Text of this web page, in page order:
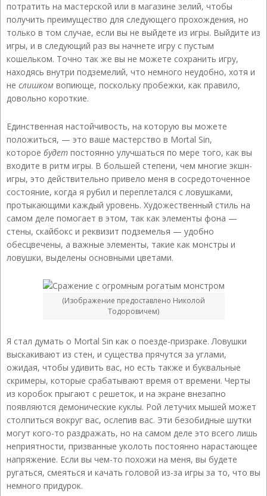
потратить на мастерской или в магазине зелий, чтобы
получить преимущество для следующего прохождения, но
только в том случае, если вы не выйдете из игры. Выйдите из
игры, и в следующий раз вы начнете игру с пустым
кошельком. Точно так же вы не можете сохранить игру,
находясь внутри подземелий, что немного неудобно, хотя и
не слишком вопиюще, поскольку пробежки, как правило,
довольно короткие.
Единственная настойчивость, на которую вы можете
положиться, — это ваше мастерство в Mortal Sin,
которое будет постоянно улучшаться по мере того, как вы
входите в ритм игры. В большей степени, чем многие экшн-
игры, это действительно привело меня в сосредоточенное
состояние, когда я рубил и переплетался с ловушками,
протыкающими каждый уровень. Художественный стиль на
самом деле помогает в этом, так как элементы фона —
стены, скайбокс и реквизит подземелья — удобно
обесцвечены, а важные элементы, такие как монстры и
ловушки, выделены основными цветами.
(Изображение предоставлено Николой
Тодоровичем)
Я стал думать о Mortal Sin как о поезде-призраке. Ловушки
выскакивают из стен, и существа прячутся за углами,
ожидая, чтобы удивить вас, но есть также и буквальные
скримеры, которые срабатывают время от времени. Черты
из коробок прыгают с решеток, и на экране внезапно
появляются демонические куклы. Рой летучих мышей может
столпиться вокруг вас, ослепив вас. Эти безобидные шутки
могут кого-то раздражать, но на самом деле это всего лишь
неприятности, призванные уколоть постоянно нарастающее
напряжение. Если вы чем-то похожи на меня, вы будете
ругаться, смеяться и качать головой из-за игры за то, что вы
немного придурок.